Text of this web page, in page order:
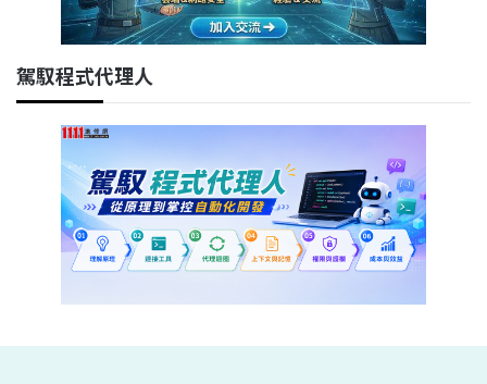
駕馭程式代理人